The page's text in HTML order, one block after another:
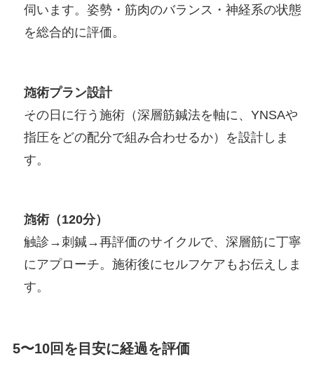
伺います。姿勢・筋肉のバランス・神経系の状態
を総合的に評価。
STEP
2
施術プラン設計
その日に行う施術（深層筋鍼法を軸に、YNSAや
指圧をどの配分で組み合わせるか）を設計しま
す。
STEP
3
施術（120分）
触診→刺鍼→再評価のサイクルで、深層筋に丁寧
にアプローチ。施術後にセルフケアもお伝えしま
す。
5〜10回を目安に経過を評価